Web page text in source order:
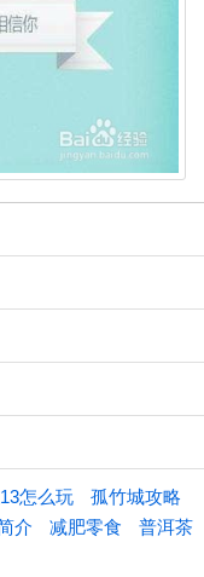
怎么玩
孤竹城攻略
介 减肥零食
普洱茶